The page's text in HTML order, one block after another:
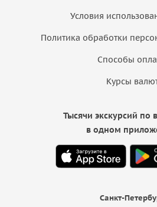
Условия
Политика обработки
Способы
Курсы
Санкт-
Тысячи экскурсий по
в одном